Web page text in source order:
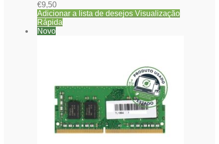
€9,50
Adicionar a lista de desejos Visualização
Rápida
Novo